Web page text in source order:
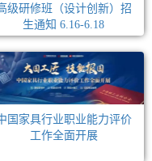
级研修班（设计创新）招
生通知 6.16-6.18
国家具行业职业能力评价
工作全面开展